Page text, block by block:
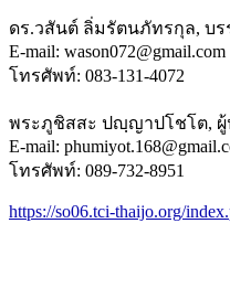
ดร.วสันต์ ลิ่มรัตนภัทรกุล, บ
E-mail: wason072@gmail.com
โทรศัพท์: 083-131-4072
พระภูชิสสะ ปญฺญาปโชโต, ผู้
E-mail:
โทรศัพท์: 089-732-8951
https://so06.tci-thaijo.org/